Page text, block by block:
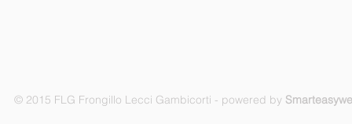
© 2015 FLG Frongillo Lecci Gambicorti - powered by